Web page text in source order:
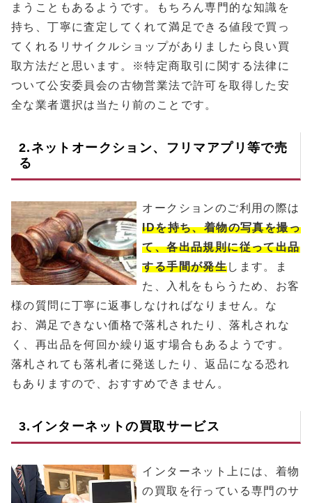
まうこともあるようです。もちろん専門的な知識を
持ち、丁寧に査定してくれて満足できる値段で買っ
てくれるリサイクルショップがありましたら良い買
取方法だと思います。※特定商取引に関する法律に
ついて公安委員会の古物営業法で許可を取得した安
全な業者選択は当たり前のことです。
2.ネットオークション、フリマアプリ等で売
る
オークションのご利用の際は
IDを持ち、着物の写真を撮っ
て、各出品規則に従って出品
する手間が発生します。ま
た、入札をもらうため、お客
様の質問に丁寧に返事しなければなりません。な
お、満足できない価格で落札されたり、落札されな
く、再出品を何回か繰り返す場合もあるようです。
落札されても落札者に発送したり、返品になる恐れ
もありますので、おすすめできません。
3.インターネットの買取サービス
インターネット上には、着物
の買取を行っている専門のサ